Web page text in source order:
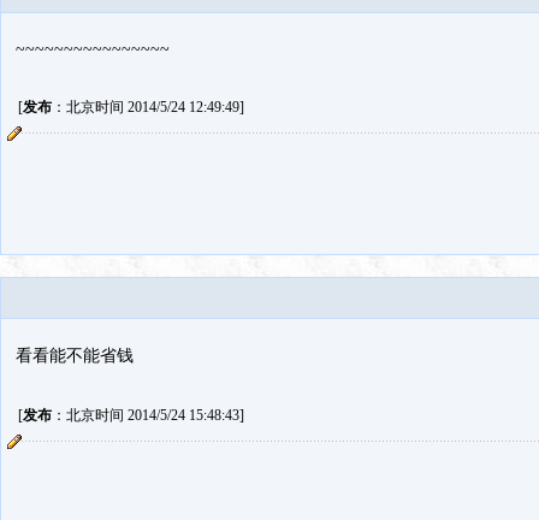
~~~~~~~~~~~~~~~~
[发布：北京时间 2014/5/24 12:49:49]
看看能不能省钱
[发布：北京时间 2014/5/24 15:48:43]